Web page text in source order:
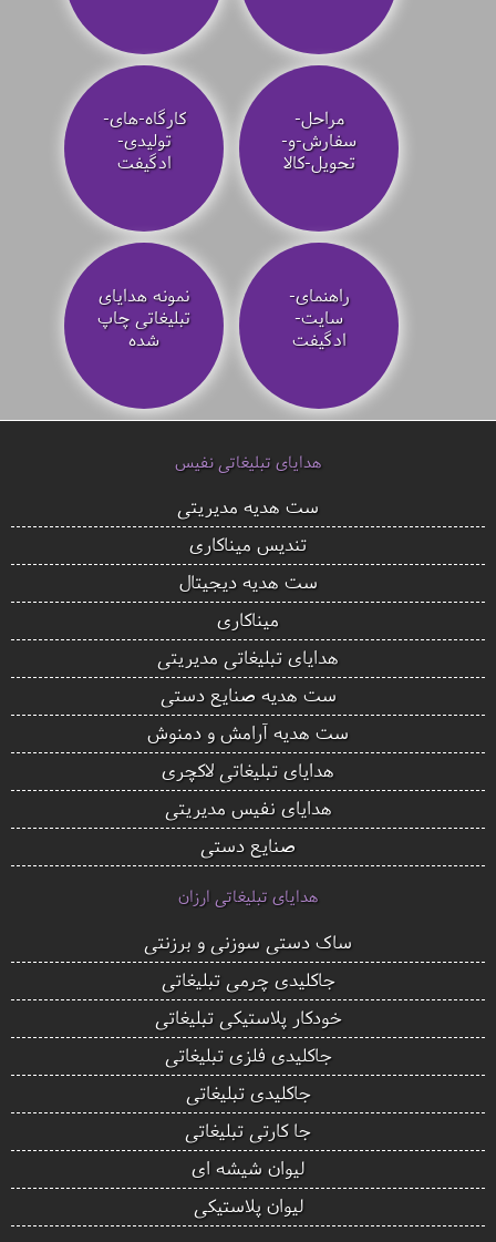
مراحل-
سفارش-و-
تحویل-کالا
کارگاه-های-
تولیدی-
ادگیفت
راهنمای-
سایت-
ادگیفت
نمونه هدایای
تبلیغاتی چاپ
شده
هدایای تبلیغاتی نفیس
ست هدیه مدیریتی
تندیس میناکاری
ست هدیه دیجیتال
میناکاری
هدایای تبلیغاتی مدیریتی
ست هدیه صنایع دستی
ست هدیه آرامش و دمنوش
هدایای تبلیغاتی لاکچری
هدایای نفیس مدیریتی
صنایع دستی
هدایای تبلیغاتی ارزان
ساک دستی سوزنی و برزنتی
جاکلیدی چرمی تبلیغاتی
خودکار پلاستیکی تبلیغاتی
جاکلیدی فلزی تبلیغاتی
جاکلیدی تبلیغاتی
جا کارتی تبلیغاتی
لیوان شیشه ای
لیوان پلاستیکی